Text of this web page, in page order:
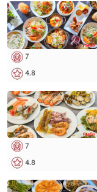
7
4.8
7
4.8